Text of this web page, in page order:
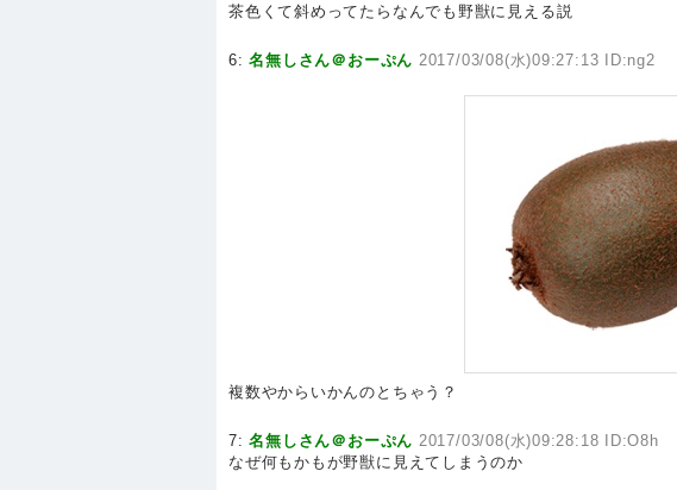
茶色くて斜めってたらなんでも野獣に見える説
6:名無しさん＠おーぷん 2017/03/08(水)09:27:13 ID:ng2
複数やからいかんのとちゃう？
7:名無しさん＠おーぷん 2017/03/08(水)09:28:18 ID:O8h
なぜ何もかもが野獣に見えてしまうのか